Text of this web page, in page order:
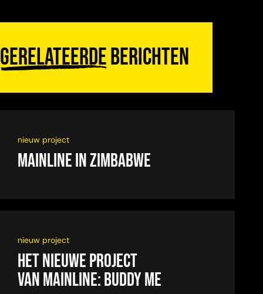
Gerelateerdeberichten
nieuw project
Mainline in Zimbabwe
nieuw project
Het nieuwe project
van Mainline: Buddy Me